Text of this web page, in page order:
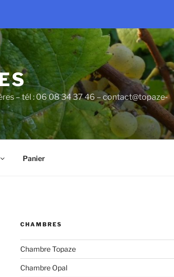
– tél : 06 08 34 37 46 – contact@topaze-
Panier
CHAMBRES
Chambre Topaze
Chambre Opal